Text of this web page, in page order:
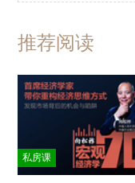
推荐阅读
私房课